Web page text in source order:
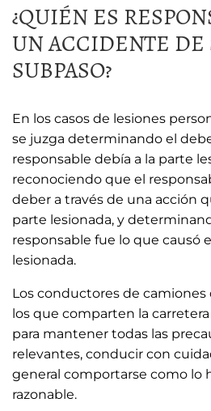
¿QUIÉN ES
UN ACCIDENTE DE
SUBPASO?
En los casos de lesiones
se juzga determinando el
responsable debía a la parte
reconociendo que el
deber a través de una acción
parte lesionada, y
responsable fue lo que causó
lesionada.
Los conductores de
los que comparten la
para mantener todas las
relevantes, conducir con
general comportarse como lo
razonable.